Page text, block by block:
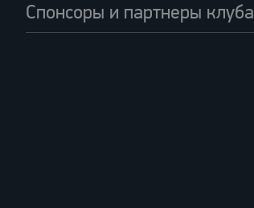
Спонсоры и партнеры клуба